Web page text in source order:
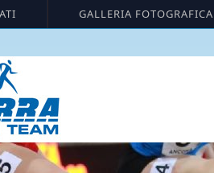
GALLERIA FOTOGRAFICA